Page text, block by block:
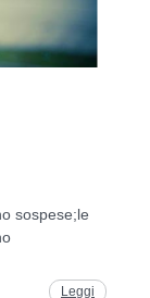
sospese;le
Leggi